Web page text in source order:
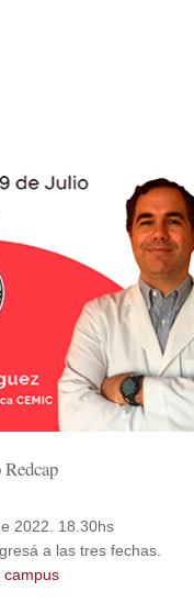
2022. 18.30hs
a las tres fechas.
campus